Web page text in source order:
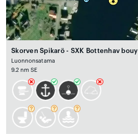
Skorven Spikarö - SXK Bottenhav bouy
Luonnonsatama
9.2 nm SE